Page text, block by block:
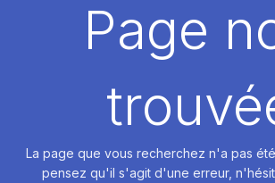
DÉMARRER
Page
La page que vous recherchez n'a pas
pensez qu'il s'agit d'une erreur,